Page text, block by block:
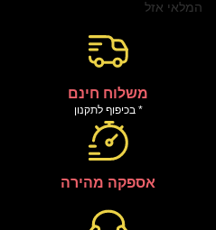
המלאי אזל
משלוח חינם
* בכיפוף לתקנון
אספקה מהירה